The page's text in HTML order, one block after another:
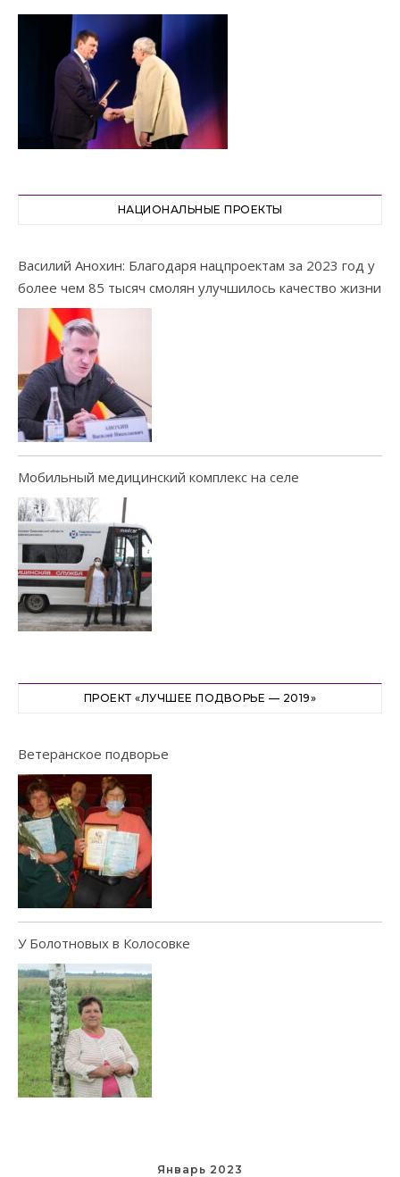
НАЦИОНАЛЬНЫЕ ПРОЕКТЫ
Василий Анохин: Благодаря нацпроектам за 2023 год у
более чем 85 тысяч смолян улучшилось качество жизни
Мобильный медицинский комплекс на селе
ПРОЕКТ «ЛУЧШЕЕ ПОДВОРЬЕ — 2019»
Ветеранское подворье
У Болотновых в Колосовке
Январь 2023